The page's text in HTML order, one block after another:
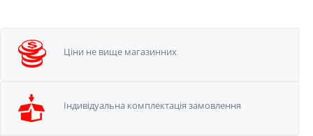
Ціни не вище магазинних
Iндивідуальна комплектація замовлення